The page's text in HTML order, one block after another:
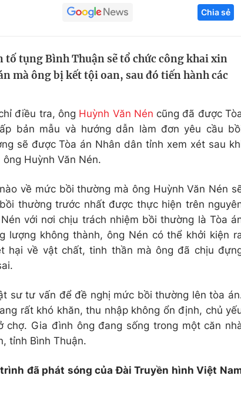
Học trực tuyến
Công nghệ
Sản phẩm
Tư vấn
Chia sẻ
tố tụng Bình Thuận sẽ tổ chức công khai xin
mà ông bị kết tội oan, sau đó tiến hành các
điều tra, ông Huỳnh Văn Nén cũng đã được
bản mẫu và hướng dẫn làm đơn yêu cầu
sẽ được Tòa án Nhân dân tỉnh xem xét sau
Huỳnh Văn Nén.
về mức bồi thường mà ông Huỳnh Văn Nén
thường trước nhất được thực hiện trên
với nơi chịu trách nhiệm bồi thường là Tòa
lượng không thành, ông Nén có thể khởi kiện
hại về vật chất, tinh thần mà ông đã chịu
sư tư vấn để đề nghị mức bồi thường lên tòa
rất khó khăn, thu nhập không ổn định, chủ
Gia đình ông đang sống trong một căn
tỉnh Bình Thuận.
đã phát sóng của Đài Truyền hình Việt